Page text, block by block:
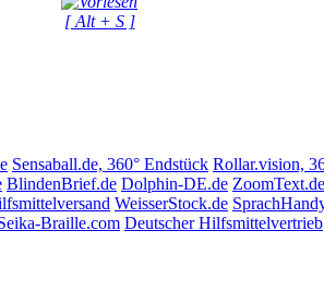
[ Alt + S ]
Sensaball.de, 360° Endstück Rollar.vision,
BlindenBrief.de Dolphin-DE.de
WeisserStock.de
Braille.com Deutscher Hilfsmittelvertrieb